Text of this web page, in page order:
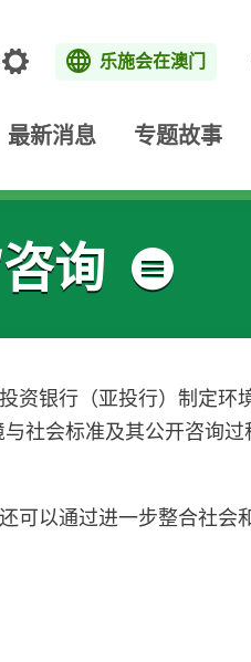
主题 乐施会在澳门
最新消息 专题故事
询 菜单
资银行（亚投行）制定环
社会标准及其公开咨询过
可以通过进一步整合社会